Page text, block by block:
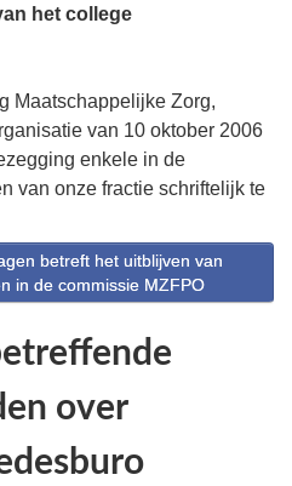
het college
Maatschappelijke Zorg,
van 10 oktober 2006
enkele in de
van onze fractie schriftelijk te
betreft het uitblijven van
in de commissie MZFPO
over